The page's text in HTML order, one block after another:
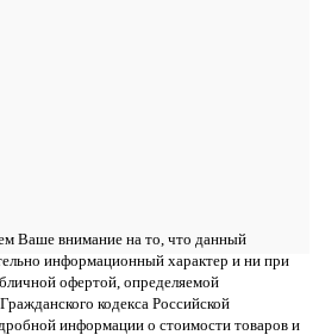
Ваше внимание на то, что данный
информационный характер и ни при
офертой, определяемой
кодекса Российской
информации о стоимости товаров и